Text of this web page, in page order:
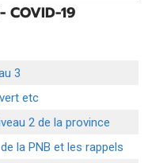
COVID-19
3
etc
2 de la province
la PNB et les rappels